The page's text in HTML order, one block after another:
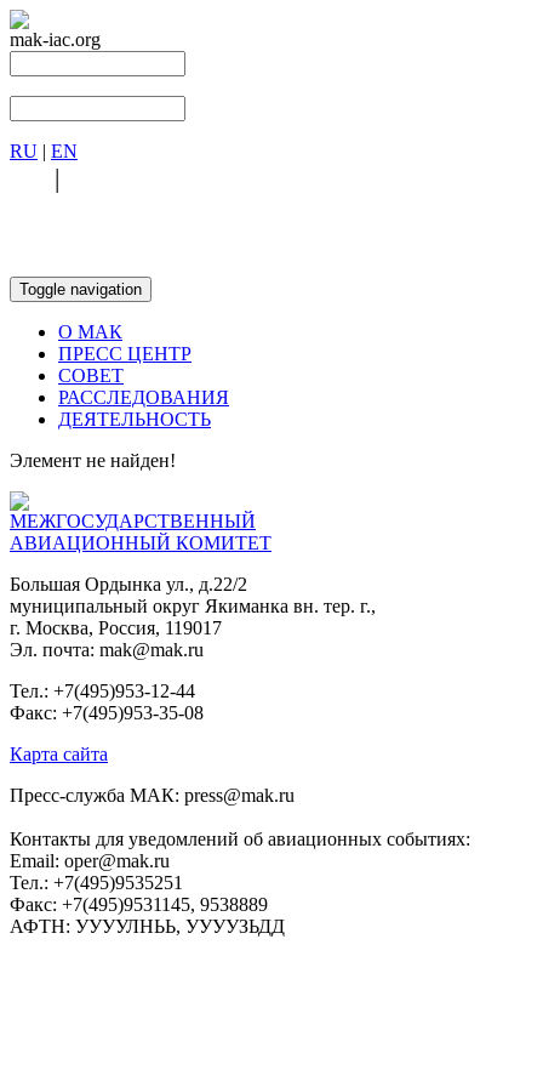
mak-iac.org
RU | EN
|
Toggle navigation
О МАК
ПРЕСС ЦЕНТР
СОВЕТ
РАССЛЕДОВАНИЯ
ДЕЯТЕЛЬНОСТЬ
Элемент не найден!
МЕЖГОСУДАРСТВЕННЫЙ
АВИАЦИОННЫЙ КОМИТЕТ
Большая Ордынка ул., д.22/2
муниципальный округ Якиманка вн. тер. г.,
г. Москва, Россия, 119017
Эл. почта: mak@mak.ru
Тел.: +7(495)953-12-44
Факс: +7(495)953-35-08
Карта сайта
Пресс-служба МАК: press@mak.ru
Контакты для уведомлений об авиационных событиях:
Email: oper@mak.ru
Тел.: +7(495)9535251
Факс: +7(495)9531145, 9538889
АФТН: УУУУЛНЬЬ, УУУУЗЬДД